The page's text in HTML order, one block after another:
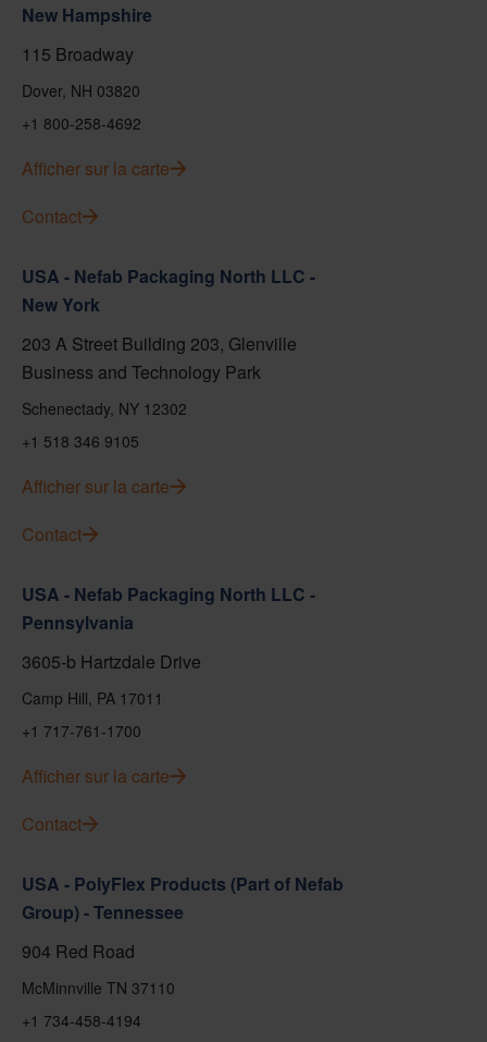
New Hampshire
115 Broadway
Dover, NH 03820
+1 800-258-4692
Afficher sur la carte
Contact
USA - Nefab Packaging North LLC -
New York
203 A Street Building 203, Glenville
Business and Technology Park
Schenectady, NY 12302
+1 518 346 9105
Afficher sur la carte
Contact
USA - Nefab Packaging North LLC -
Pennsylvania
3605-b Hartzdale Drive
Camp Hill, PA 17011
+1 717-761-1700
Afficher sur la carte
Contact
USA - PolyFlex Products (Part of Nefab
Group) - Tennessee
904 Red Road
McMinnville TN 37110
+1 734-458-4194